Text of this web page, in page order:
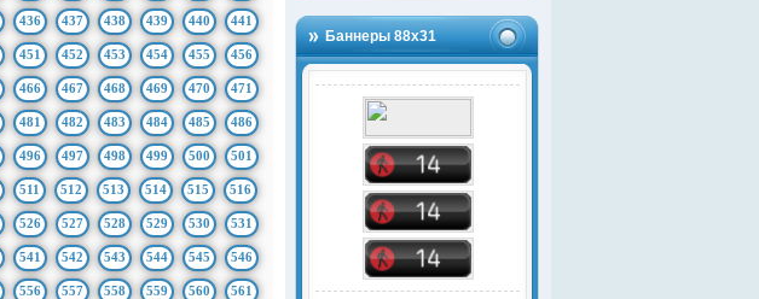
Баннеры 88х31
436 437 438 439 440 441
451 452 453 454 455 456
466 467 468 469 470 471
481 482 483 484 485 486
496 497 498 499 500 501
511 512 513 514 515 516
526 527 528 529 530 531
541 542 543 544 545 546
556 557 558 559 560 561